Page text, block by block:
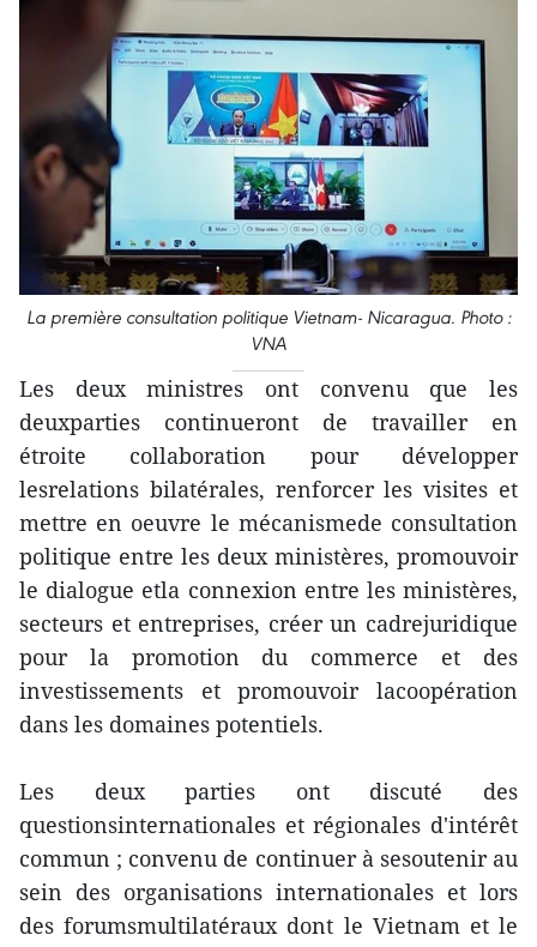
La première consultation politique Vietnam- Nicaragua. Photo :
VNA
Les deux ministres ont convenu que les
deuxparties continueront de travailler en
étroite collaboration pour développer
lesrelations bilatérales, renforcer les visites et
mettre en oeuvre le mécanismede consultation
politique entre les deux ministères, promouvoir
le dialogue etla connexion entre les ministères,
secteurs et entreprises, créer un cadrejuridique
pour la promotion du commerce et des
investissements et promouvoir lacoopération
dans les domaines potentiels.
Les deux parties ont discuté des
questionsinternationales et régionales d'intérêt
commun ; convenu de continuer à sesoutenir au
sein des organisations internationales et lors
des forumsmultilatéraux dont le Vietnam et le